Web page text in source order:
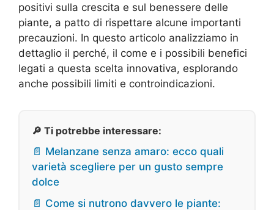
positivi sulla crescita e sul benessere delle
piante, a patto di rispettare alcune importanti
precauzioni. In questo articolo analizziamo in
dettaglio il perché, il come e i possibili benefici
legati a questa scelta innovativa, esplorando
anche possibili limiti e controindicazioni.
🔎 Ti potrebbe interessare:
📄 Melanzane senza amaro: ecco quali
varietà scegliere per un gusto sempre
dolce
📄 Come si nutrono davvero le piante: